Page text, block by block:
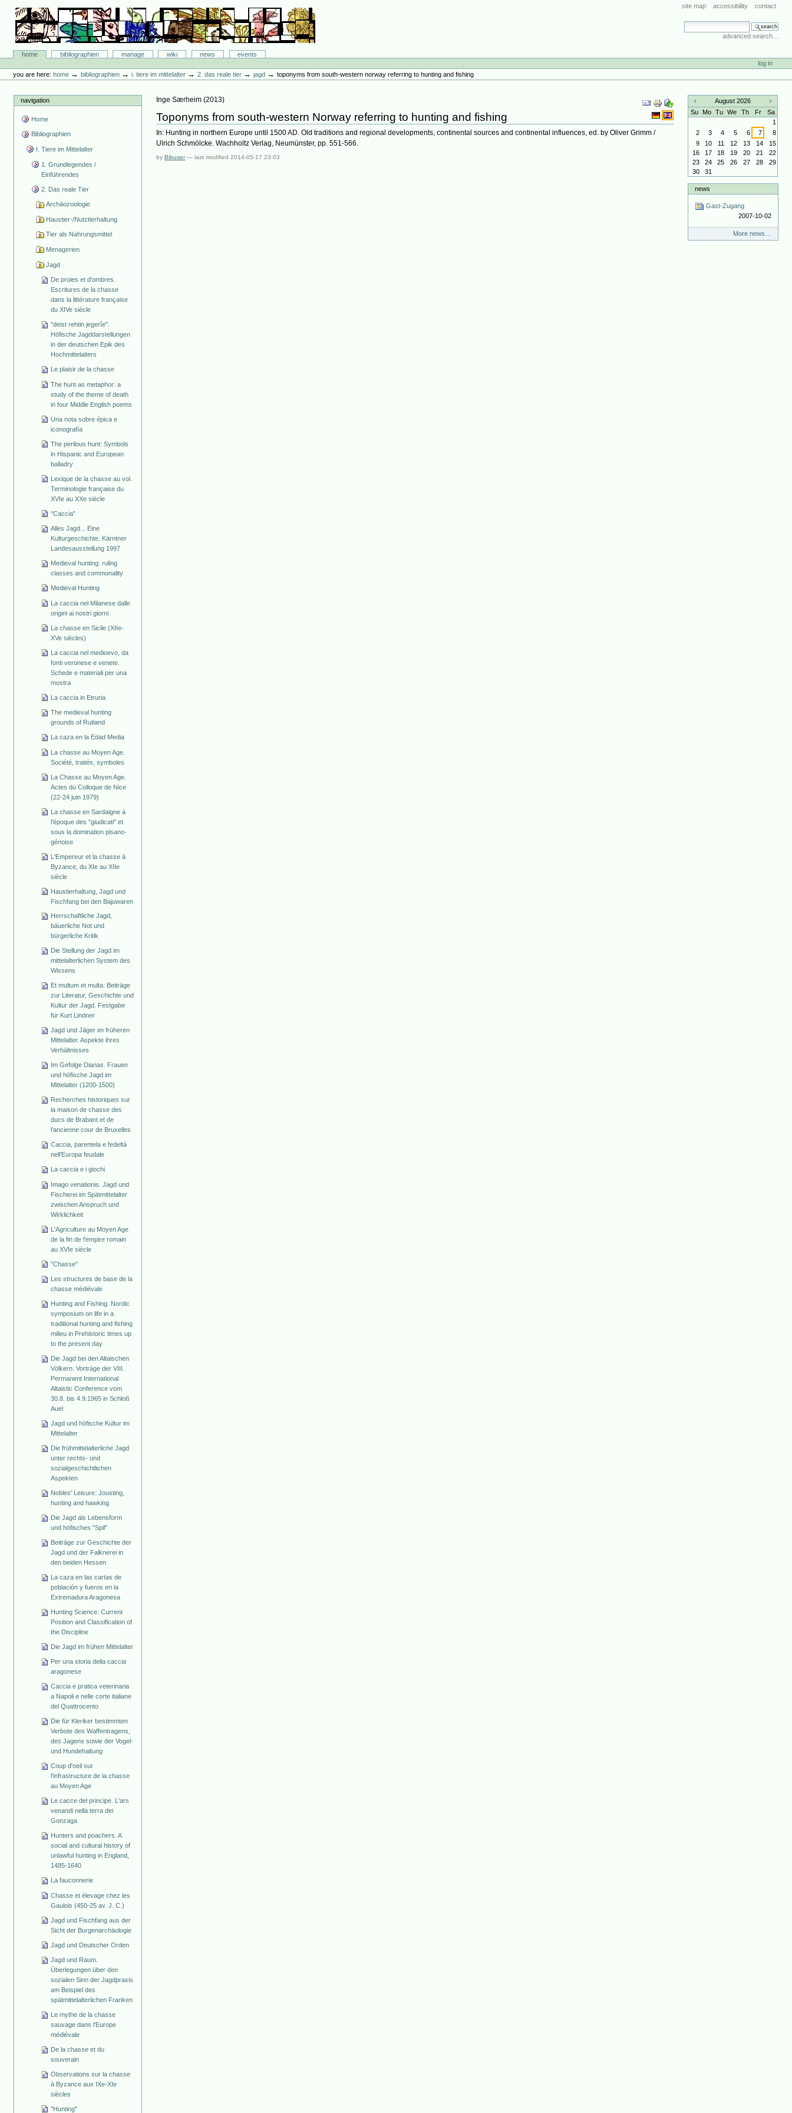
content.
navigation
site map accessibility contact
search site
advanced search…
Bibliographie-Portal
Sectionshome bibliographien manage wiki news
events
tools
log in
you are here: home →bibliographien →i. tiere im mittelalter →2. das reale tier →jagd →toponyms from south-western norway referring to hunting and fishing
navigation
Home
Bibliographien
I. Tiere im Mittelalter
1. Grundlegendes /
Einführendes
2. Das reale Tier
Archäozoologie
Haustier-/Nutztierhaltung
Tier als Nahrungsmittel
Menagerien
Jagd
De proies et d'ombres.
Escritures de la chasse
dans la littérature française
du XIVe siècle
"deist rehtin jegerîe".
Höfische Jagddarstellungen
in der deutschen Epik des
Hochmittelalters
Le plaisir de la chasse
The hunt as metaphor: a
study of the theme of death
in four Middle English poems
Una nota sobre épica e
iconografía
The perilous hunt: Symbols
in Hispanic and European
balladry
Lexique de la chasse au vol.
Terminologie française du
XVIe au XXe siècle
"Caccia"
Alles Jagd... Eine
Kulturgeschichte. Kärntner
Landesausstellung 1997
Medieval hunting: ruling
classes and commonality
Medieval Hunting
La caccia nel Milanese dalle
origini ai nostri giorni
La chasse en Sicile (XIIe-
XVe siècles)
La caccia nel medioevo, da
fonti veronese e venete.
Schede e materiali per una
mostra
La caccia in Etruria
The medieval hunting
grounds of Rutland
La caza en la Edad Media
La chasse au Moyen Age.
Société, traités, symboles
La Chasse au Moyen Age.
Actes du Colloque de Nice
(22-24 juin 1979)
La chasse en Sardaigne à
l'époque des "giudicati" et
sous la domination pisano-
génoise
L'Empereur et la chasse à
Byzance, du XIe au XIIe
siècle
Haustierhaltung, Jagd und
Fischfang bei den Bajuwaren
Herrschaftliche Jagd,
bäuerliche Not und
bürgerliche Kritik
Die Stellung der Jagd im
mittelalterlichen System des
Wissens
Et multum et multa: Beiträge
zur Literatur, Geschichte und
Kultur der Jagd. Festgabe
für Kurt Lindner
Jagd und Jäger im früheren
Mittelalter. Aspekte ihres
Verhältnisses
Im Gefolge Dianas. Frauen
und höfische Jagd im
Mittelalter (1200-1500)
Recherches historiques sur
la maison de chasse des
ducs de Brabant et de
l'ancienne cour de Bruxelles
Caccia, parentela e fedeltá
nell'Europa feudale
La caccia e i giochi
Imago venationis. Jagd und
Fischerei im Spätmittelalter
zwischen Anspruch und
Wirklichkeit
L'Agriculture au Moyen Age
de la fin de l'empire romain
au XVIe siècle
"Chasse"
Les structures de base de la
chasse médiévale
Hunting and Fishing. Nordic
symposium on life in a
traditional hunting and fishing
milieu in Prehistoric times up
to the present day
Die Jagd bei den Altaischen
Völkern. Vorträge der VIII.
Permanent International
Altaistic Conference vom
30.8. bis 4.9.1965 in Schloß
Auel
Jagd und höfische Kultur im
Mittelalter
Die frühmittelalterliche Jagd
unter rechts- und
sozialgeschichtlichen
Aspekten
Nobles' Leisure: Jousting,
hunting and hawking
Die Jagd als Lebensform
und höfisches "Spil"
Beiträge zur Geschichte der
Jagd und der Falknerei in
den beiden Hessen
La caza en las cartas de
población y fueros en la
Extremadura Aragonesa
Hunting Science: Current
Position and Classification of
the Discipline
Die Jagd im frühen Mittelalter
Per una storia della caccia
aragonese
Caccia e pratica veterinaria
a Napoli e nelle corte italiane
del Quattrocento
Die für Kleriker bestimmten
Verbote des Waffentragens,
des Jagens sowie der Vogel-
und Hundehaltung
Coup d'oeil sur
l'infrastructure de la chasse
au Moyen Age
Le cacce del principe. L'ars
venandi nella terra dei
Gonzaga
Hunters and poachers. A
social and cultural history of
unlawful hunting in England,
1485-1640
La fauconnerie
Chasse et élevage chez les
Gaulois (450-25 av. J. C.)
Jagd und Fischfang aus der
Sicht der Burgenarchäologie
Jagd und Deutscher Orden
Jagd und Raum.
Überlegungen über den
sozialen Sinn der Jagdpraxis
am Beispiel des
spätmittelalterlichen Franken
Le mythe de la chasse
sauvage dans l'Europe
médiévale
De la chasse et du
souverain
Observations sur la chasse
à Byzance aux IXe-XIe
siècles
"Hunting"
Document
Actions
Inge Særheim (2013)
Toponyms from south-western Norway referring to hunting and fishing
In: Hunting in northern Europe until 1500 AD. Old traditions and regional developments, continental sources and continental influences, ed. by Oliver Grimm /
Ulrich Schmölcke. Wachholtz Verlag, Neumünster, pp. 551-566.
byBibuser —last modified2014-05-17 23:03
«
August 2026
»
Su Mo Tu We Th Fr
Sa
1
2
3 4 5 6 7
8
9
10 11 12 13 14
15
16
17 18 19 20 21
22
23
24 25 26 27 28
29
30
31
news
Gast-Zugang
2007-10-02
More news…